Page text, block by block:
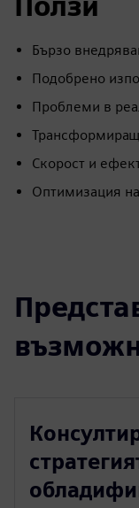
Бързо
Подобрено
Проблеми в
Скорост и
Оптимизация